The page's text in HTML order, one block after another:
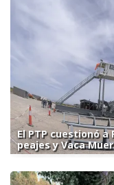
El PTP cuestionó
peajes y Vaca